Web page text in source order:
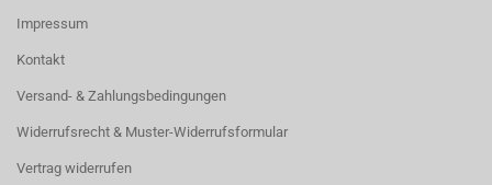
Impressum
Kontakt
Versand- & Zahlungsbedingungen
Widerrufsrecht & Muster-Widerrufsformular
Vertrag widerrufen